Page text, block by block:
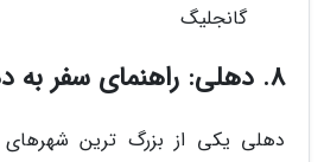
گانجلیگ
8. دهلی: راهنمای سفر به دهلی نو؛ هند
دهلی یکی از بزرگ ترین